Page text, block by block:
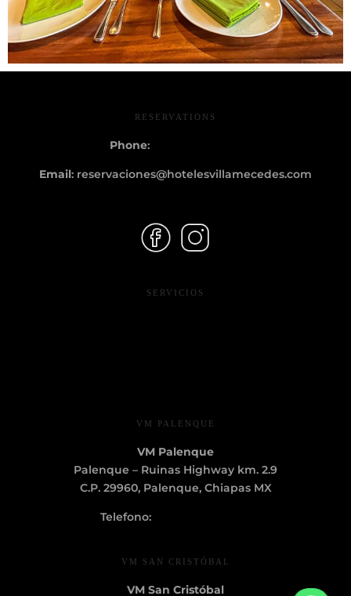
RESERVATIONS
Phone:
Email: reservaciones@hotelesvillamecedes.com
SERVICIOS
VM PALENQUE
VM Palenque
Palenque – Ruinas Highway km. 2.9
C.P. 29960, Palenque, Chiapas MX
Telefono:
VM SAN CRISTÓBAL
VM San Cristóbal